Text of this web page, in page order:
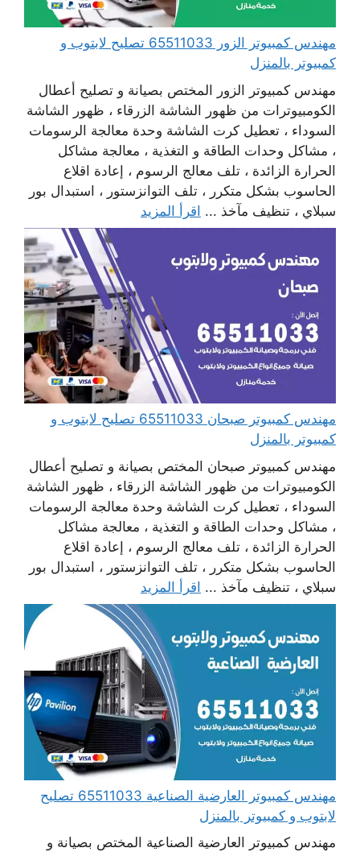
مهندس كمبيوتر الزور 65511033 تصليح لابتوب و
كمبيوتر بالمنزل
مهندس كمبيوتر الزور المختص بصيانة و تصليح أعطال
الكومبيوترات من ظهور الشاشة الزرقاء ، ظهور الشاشة
السوداء ، تعطيل كرت الشاشة وحدة معالجة الرسومات
، مشاكل وحدات الطاقة و التغذية ، معالجة مشاكل
الحرارة الزائدة ، تلف معالج الرسوم ، إعادة اقلاع
الحاسوب بشكل متكرر ، تلف التوانزستور ، استبدال بور
سبلاي ، تنظيف مآخذ ... اقرأ المزيد
مهندس كمبيوتر صبحان 65511033 تصليح لابتوب و
كمبيوتر بالمنزل
مهندس كمبيوتر صبحان المختص بصيانة و تصليح أعطال
الكومبيوترات من ظهور الشاشة الزرقاء ، ظهور الشاشة
السوداء ، تعطيل كرت الشاشة وحدة معالجة الرسومات
، مشاكل وحدات الطاقة و التغذية ، معالجة مشاكل
الحرارة الزائدة ، تلف معالج الرسوم ، إعادة اقلاع
الحاسوب بشكل متكرر ، تلف التوانزستور ، استبدال بور
سبلاي ، تنظيف مآخذ ... اقرأ المزيد
مهندس كمبيوتر العارضية الصناعية 65511033 تصليح
لابتوب و كمبيوتر بالمنزل
مهندس كمبيوتر العارضية الصناعية المختص بصيانة و